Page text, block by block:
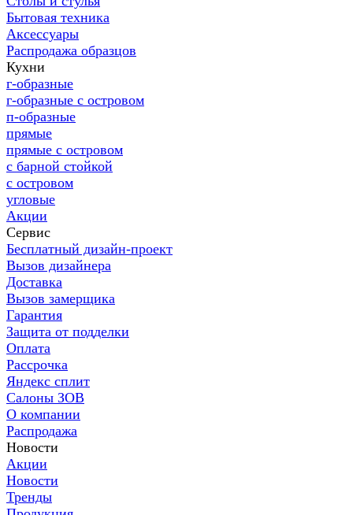
Бытовая техника
Аксессуары
Распродажа образцов
Кухни
г-образные
г-образные с островом
п-образные
прямые
прямые с островом
с барной стойкой
с островом
угловые
Акции
Сервис
Бесплатный дизайн-проект
Вызов дизайнера
Доставка
Вызов замерщика
Гарантия
Защита от подделки
Оплата
Рассрочка
Яндекс сплит
Салоны ЗОВ
О компании
Распродажа
Новости
Акции
Новости
Тренды